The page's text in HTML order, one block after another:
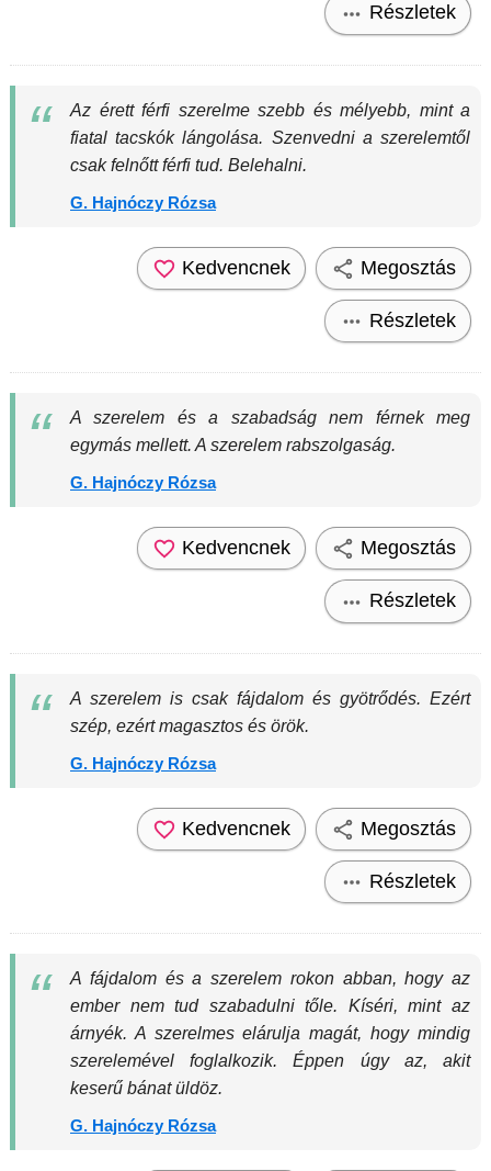
Részletek
Az érett férfi szerelme szebb és mélyebb, mint a
fiatal tacskók lángolása. Szenvedni a szerelemtől
csak felnőtt férfi tud. Belehalni.
G. Hajnóczy Rózsa
Kedvencnek Megosztás
Részletek
A szerelem és a szabadság nem férnek meg
egymás mellett. A szerelem rabszolgaság.
G. Hajnóczy Rózsa
Kedvencnek Megosztás
Részletek
A szerelem is csak fájdalom és gyötrődés. Ezért
szép, ezért magasztos és örök.
G. Hajnóczy Rózsa
Kedvencnek Megosztás
Részletek
A fájdalom és a szerelem rokon abban, hogy az
ember nem tud szabadulni tőle. Kíséri, mint az
árnyék. A szerelmes elárulja magát, hogy mindig
szerelemével foglalkozik. Éppen úgy az, akit
keserű bánat üldöz.
G. Hajnóczy Rózsa